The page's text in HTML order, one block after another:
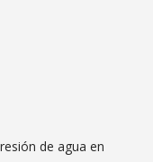
de agua en